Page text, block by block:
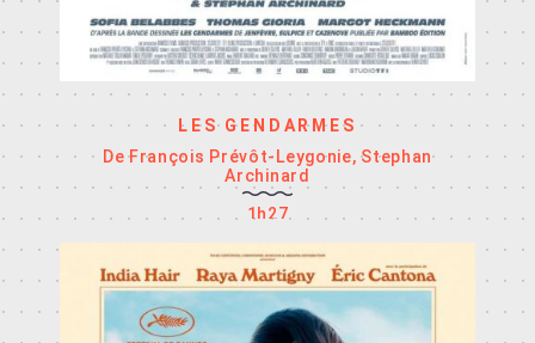
LES GENDARMES
De François Prévôt-Leygonie, Stephan
Archinard
1h27